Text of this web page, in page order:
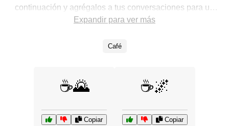
continuación y agrégalos a tus conversaciones para un
toque personalizado. Hemos seleccionado una variedad
populares. ¿Buscas más? Explora otras categorías para
Expandir para ver más
Café
☕🌄
Copiar
☕🌌
Copiar